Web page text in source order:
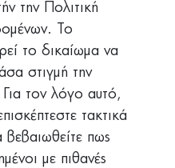
την Πολιτική
Το
το δικαίωμα να
στιγμή την
τον λόγο αυτό,
τακτικά
βεβαιωθείτε πως
με πιθανές